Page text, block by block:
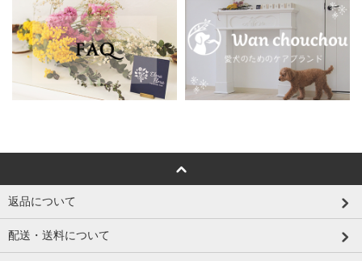
返品について
配送・送料について